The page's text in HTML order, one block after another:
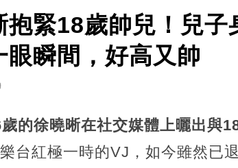
抱緊18歲帥兒！兒
眼瞬間，好高又帥
的徐曉晰在社交媒體上曬出與
台紅極一時的VJ，如今雖然已